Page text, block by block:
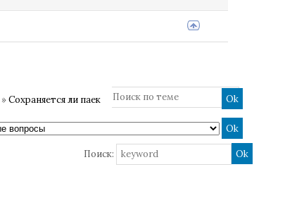
»Сохраняется ли паек
Поиск: